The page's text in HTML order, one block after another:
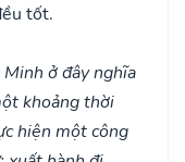
tốt.
ở đây nghĩa
khoảng thời
hiện một công